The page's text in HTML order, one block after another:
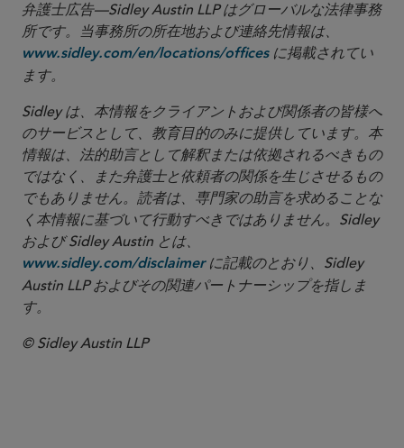
弁護士広告—Sidley Austin LLP はグローバルな法律事務
所です。当事務所の所在地および連絡先情報は、
www.sidley.com/en/locations/officesに掲載されてい
ます。
Sidley は、本情報をクライアントおよび関係者の皆様へ
のサービスとして、教育目的のみに提供しています。本
情報は、法的助言として解釈または依拠されるべきもの
ではなく、また弁護士と依頼者の関係を生じさせるもの
でもありません。読者は、専門家の助言を求めることな
く本情報に基づいて行動すべきではありません。Sidley
および Sidley Austin とは、
www.sidley.com/disclaimerに記載のとおり、Sidley
Austin LLP およびその関連パートナーシップを指しま
す。
© Sidley Austin LLP